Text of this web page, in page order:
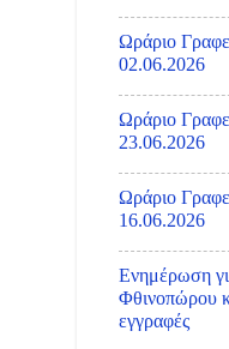
Ωράριο
02.06.2026
Ωράριο
23.06.2026
Ωράριο
16.06.2026
Ενημέρωση
Φθινοπώρου
εγγραφές